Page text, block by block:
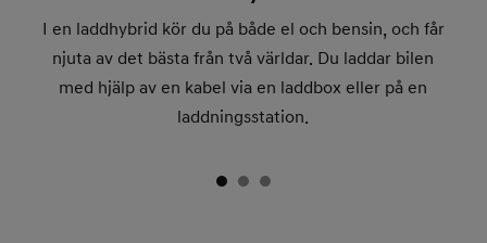
I en laddhybrid kör du på både el och bensin, och får
njuta av det bästa från två världar. Du laddar bilen
med hjälp av en kabel via en laddbox eller på en
laddningsstation.